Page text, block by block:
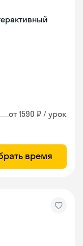
от 1590 ₽ / урок
время